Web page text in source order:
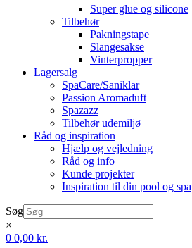
Super glue og silicone
Tilbehør
Pakningstape
Slangesakse
Vinterpropper
Lagersalg
SpaCare/Saniklar
Passion Aromaduft
Spazazz
Tilbehør udemiljø
Råd og inspiration
Hjælp og vejledning
Råd og info
Kunde projekter
Inspiration til din pool og spa
Søg
×
0 0,00 kr.